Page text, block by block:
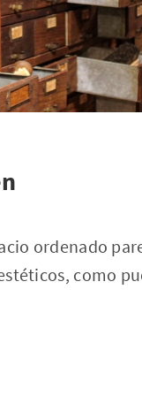
ordenado
como